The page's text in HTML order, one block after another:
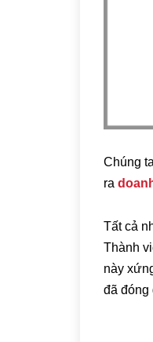
Chúng
ra
Tất cả
Thành
này
đã đóng